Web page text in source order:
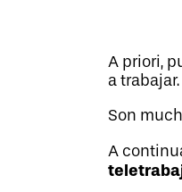
A priori,
a trabajar.
Son
A